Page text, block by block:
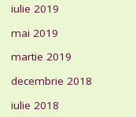
iulie 2019
mai 2019
martie 2019
decembrie 2018
iulie 2018